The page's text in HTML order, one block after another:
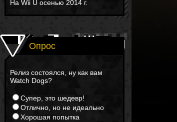
На Wii U осенью 2014 г.
Опрос
Релиз состоялся, ну как вам
Watch Dogs?
Супер, это шедевр!
Отлично, но не идеально
Хорошая попытка